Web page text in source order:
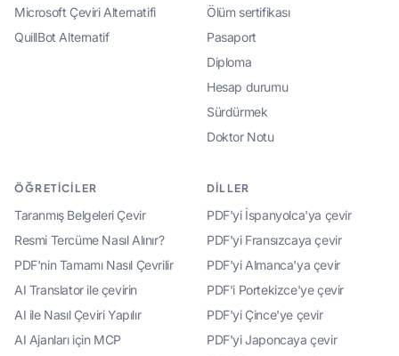
Microsoft Çeviri Alternatifi
QuillBot Alternatif
Ölüm sertifikası
Pasaport
Diploma
Hesap durumu
Sürdürmek
Doktor Notu
ÖĞRETICILER
Taranmış Belgeleri Çevir
Resmi Tercüme Nasıl Alınır?
PDF'nin Tamamı Nasıl Çevrilir
AI Translator ile çevirin
AI ile Nasıl Çeviri Yapılır
AI Ajanları için MCP
DILLER
PDF'yi İspanyolca'ya çevir
PDF'yi Fransızcaya çevir
PDF'yi Almanca'ya çevir
PDF'i Portekizce'ye çevir
PDF'yi Çince'ye çevir
PDF'yi Japoncaya çevir